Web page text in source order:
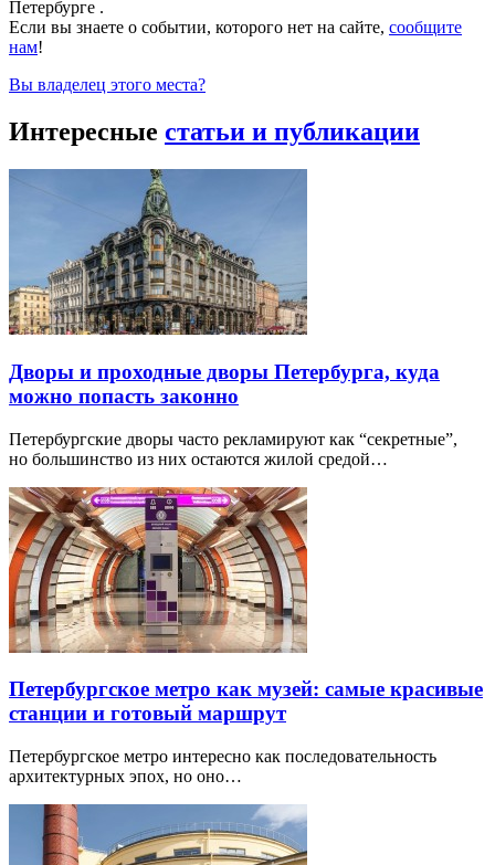
Петербурге .
Если вы знаете о событии, которого нет на сайте, сообщите
нам!
Вы владелец этого места?
Интересные статьи и публикации
Дворы и проходные дворы Петербурга, куда
можно попасть законно
Петербургские дворы часто рекламируют как “секретные”,
но большинство из них остаются жилой средой…
Петербургское метро как музей: самые красивые
станции и готовый маршрут
Петербургское метро интересно как последовательность
архитектурных эпох, но оно…